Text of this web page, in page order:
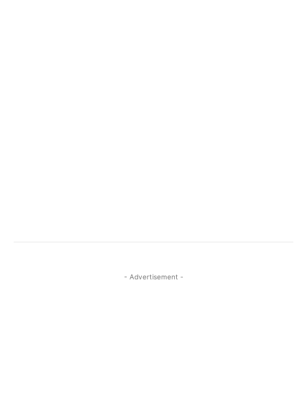
- Advertisement -